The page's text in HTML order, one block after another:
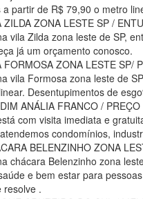
partir de R$ 79,90 o metro
ZONA LESTE SP /
vila Zilda zona leste de SP,
já um orçamento conosco.
FORMOSA ZONA LESTE SP/
vila Formosa zona leste de
Desentupimentos de
ANÁLIA FRANCO /
com visita imediata e
condomínios,
BELENZINHO ZONA
chácara Belenzinho zona
e bem estar para
resolve .